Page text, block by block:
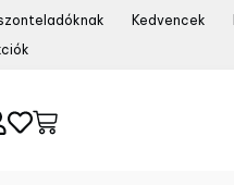
Kedvencek